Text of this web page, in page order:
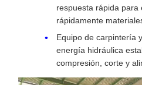
respuesta rápida para
rápidamente
Equipo de carpintería
energía hidráulica
compresión, corte y